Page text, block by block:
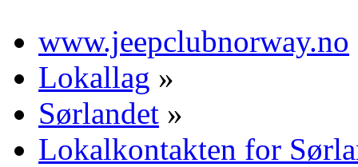
www.jeepclubnorway.no
Lokallag »
Sørlandet »
Lokalkontakten for